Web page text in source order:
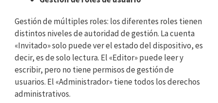
Gestión de múltiples roles: los diferentes roles tienen
distintos niveles de autoridad de gestión. La cuenta
«Invitado» solo puede ver el estado del dispositivo, es
decir, es de solo lectura. El «Editor» puede leer y
escribir, pero no tiene permisos de gestión de
usuarios. El «Administrador» tiene todos los derechos
administrativos.